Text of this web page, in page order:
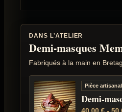
DANS L’ATELIER
Demi-masques
Fabriqués à la main en
Pièce
Demi-